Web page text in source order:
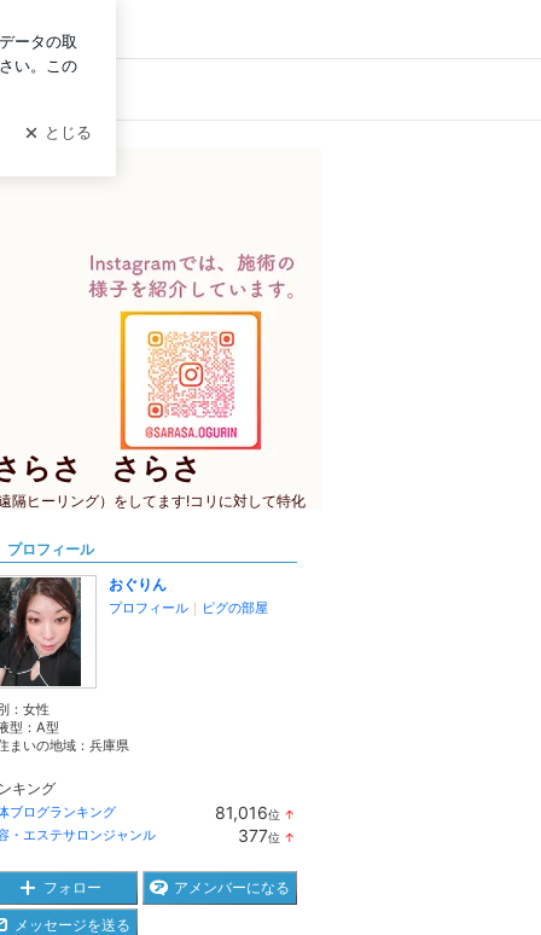
グイン
らさ さらさ
隔ヒーリング）をしてます!コリに対して特化
プロフィール
おぐりん
プロフィール ｜ ピグの部屋
： 女性
型： A型
まいの地域： 兵庫県
キング
ブログランキング 81,016位 ↑
グ
・エステサロンジャンル 377位 ↑
フォロー アメンバーになる
メッセージを送る